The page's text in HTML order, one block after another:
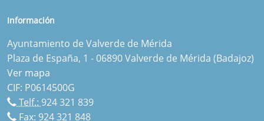
Información
Ayuntamiento de Valverde de Mérida
Plaza de España, 1 - 06890 Valverde de Mérida (Badajoz)
Ver mapa
CIF: P0614500G
Telf.: 924 321 839
Fax: 924 321 848